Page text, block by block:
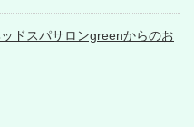
ッドスパサロンgreenからのお